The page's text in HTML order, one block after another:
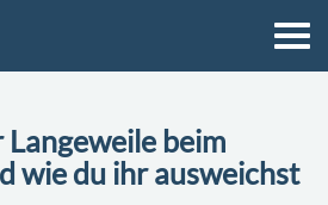
beim
wie du ihr ausweichst